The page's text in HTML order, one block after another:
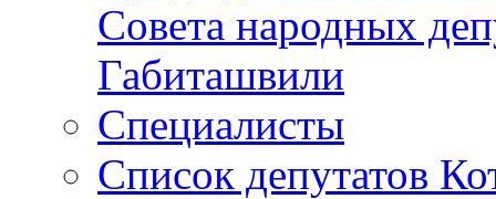
Совета народных
Габиташвили
Специалисты
Список депутатов